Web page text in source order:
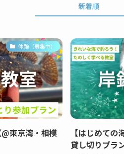
新着順
体験（募集中）
東京湾・相模
【はじめて
貸し切りプラ